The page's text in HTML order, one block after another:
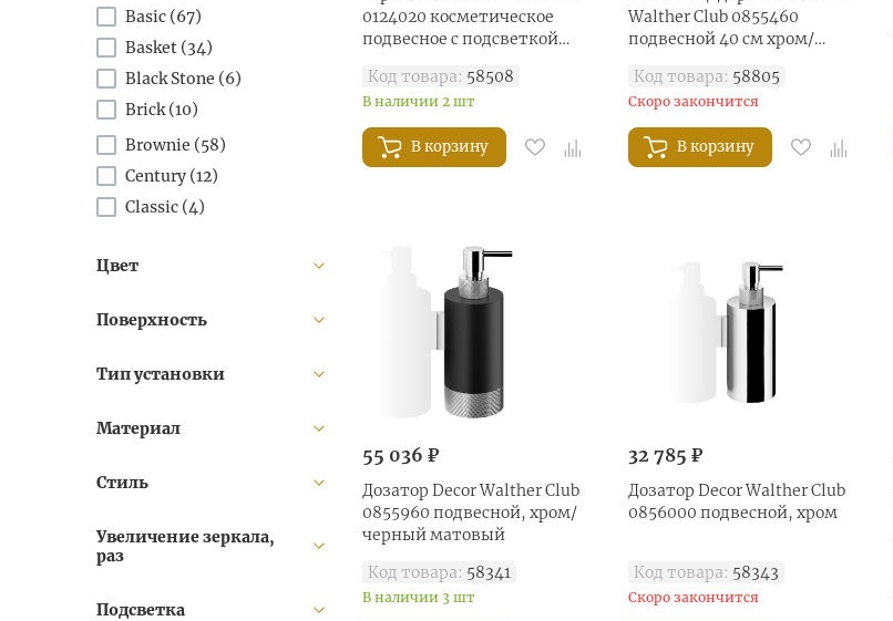
0124020 косметическое
подвесное с подсветкой
Код товара: 58508
В наличии 2 шт
В корзину
Walther Club 0855460
подвесной 40 см хром/
Код товара: 58805
Скоро закончится
В корзину
55 036 ₽
Дозатор Decor Walther Club
0855960 подвесной, хром/
черный матовый
Код товара: 58341
В наличии 3 шт
32 785 ₽
Дозатор Decor Walther Club
0856000 подвесной, хром
Код товара: 58343
Скоро закончится
Basic (67)
Basket (34)
Black Stone (6)
Brick (10)
Brownie (58)
Century (12)
Classic (4)
Contract (
Crack (10)
Kristall (
Mikado (
POP UP (3 )
Rocks (23
Цвет
Поверхность
Тип установки
Материал
Стиль
Увеличение зеркала,
раз
Подсветка